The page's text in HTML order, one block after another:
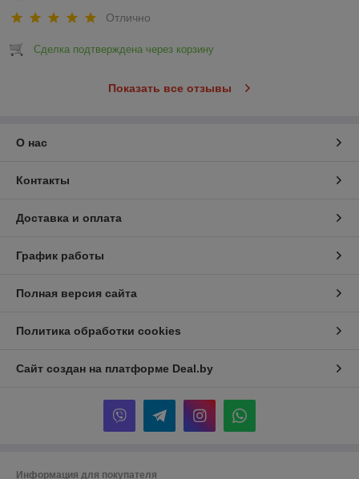
Отлично
Сделка подтверждена через корзину
Показать все отзывы
О нас
Контакты
Доставка и оплата
График работы
Полная версия сайта
Политика обработки cookies
Сайт создан на платформе Deal.by
Информация для покупателя